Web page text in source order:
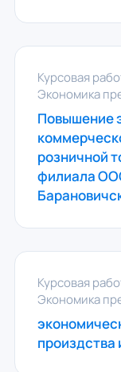
Курсовая
Экономика
Повышение
розничной
филиала
Курсовая
Экономика
произдства